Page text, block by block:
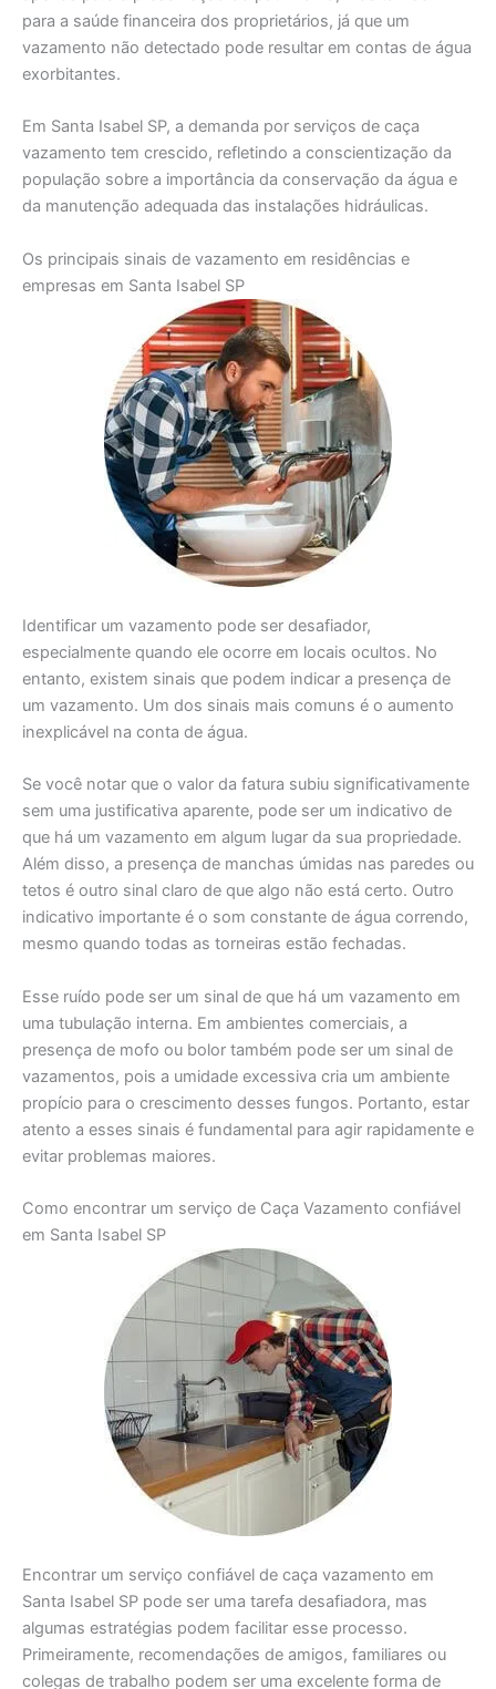
para a saúde financeira dos proprietários, já que um
vazamento não detectado pode resultar em contas de água
exorbitantes.
Em Santa Isabel SP, a demanda por serviços de caça
vazamento tem crescido, refletindo a conscientização da
população sobre a importância da conservação da água e
da manutenção adequada das instalações hidráulicas.
Os principais sinais de vazamento em residências e
empresas em Santa Isabel SP
Identificar um vazamento pode ser desafiador,
especialmente quando ele ocorre em locais ocultos. No
entanto, existem sinais que podem indicar a presença de
um vazamento. Um dos sinais mais comuns é o aumento
inexplicável na conta de água.
Se você notar que o valor da fatura subiu significativamente
sem uma justificativa aparente, pode ser um indicativo de
que há um vazamento em algum lugar da sua propriedade.
Além disso, a presença de manchas úmidas nas paredes ou
tetos é outro sinal claro de que algo não está certo. Outro
indicativo importante é o som constante de água correndo,
mesmo quando todas as torneiras estão fechadas.
Esse ruído pode ser um sinal de que há um vazamento em
uma tubulação interna. Em ambientes comerciais, a
presença de mofo ou bolor também pode ser um sinal de
vazamentos, pois a umidade excessiva cria um ambiente
propício para o crescimento desses fungos. Portanto, estar
atento a esses sinais é fundamental para agir rapidamente e
evitar problemas maiores.
Como encontrar um serviço de Caça Vazamento confiável
em Santa Isabel SP
Encontrar um serviço confiável de caça vazamento em
Santa Isabel SP pode ser uma tarefa desafiadora, mas
algumas estratégias podem facilitar esse processo.
Primeiramente, recomendações de amigos, familiares ou
colegas de trabalho podem ser uma excelente forma de